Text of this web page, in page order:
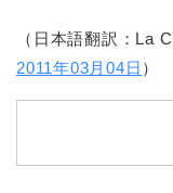
（日本語翻訳：La
2011年03月04日 ）